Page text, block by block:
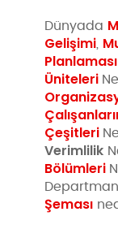
Dünyada
Gelişimi
Planlaması
Üniteleri
Çeşitleri
Verimlilik
Bölümleri
Şeması